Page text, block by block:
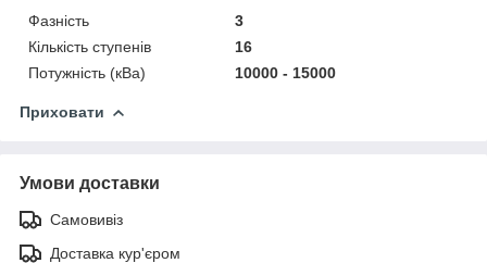
Фазність
3
Кількість ступенів
16
Потужність (кВа)
10000 - 15000
Приховати
Умови доставки
Самовивіз
Доставка кур'єром